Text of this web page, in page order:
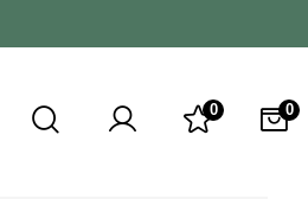
0 0